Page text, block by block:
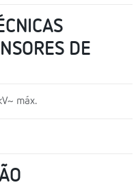
DE
máx.